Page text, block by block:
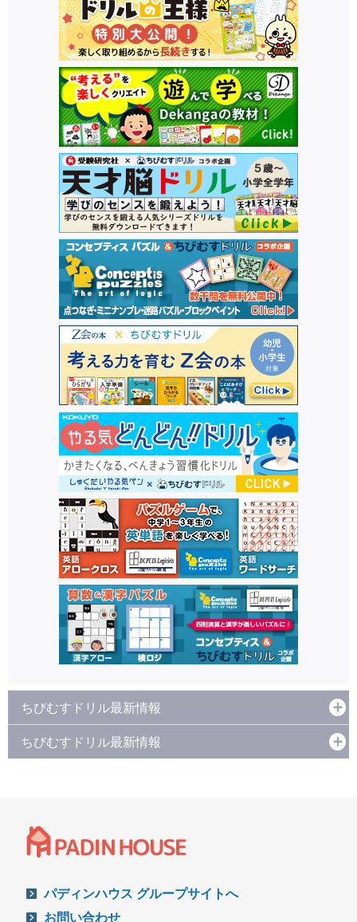
ちびむすドリル最新情報
ちびむすドリル最新情報
パディンハウス グループサイトへ
お問い合わせ